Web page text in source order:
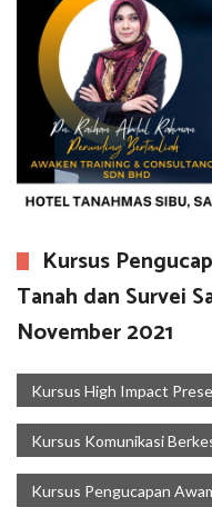
Kursus
Tanah dan Survei
November 2021
Kursus High Impact
Kursus Komunikasi
Kursus Pengucapan